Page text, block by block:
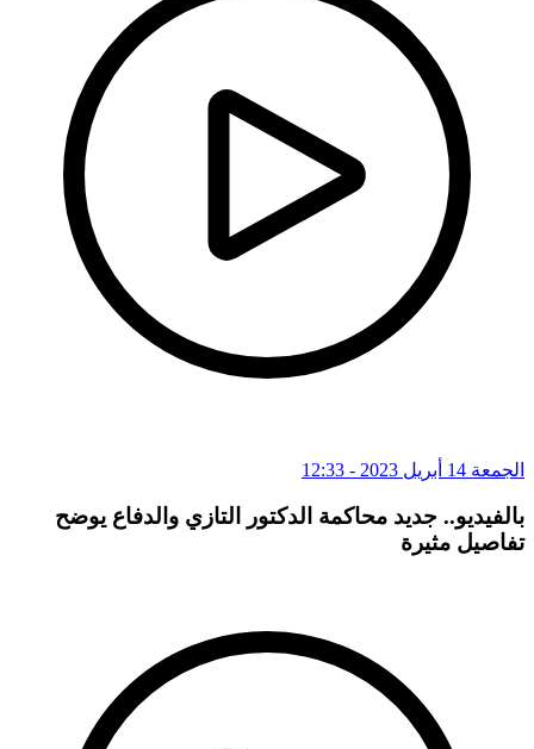
الجمعة 14 أبريل 2023 - 12:33
بالفيديو.. جديد محاكمة الدكتور التازي والدفاع يوضح
تفاصيل مثيرة